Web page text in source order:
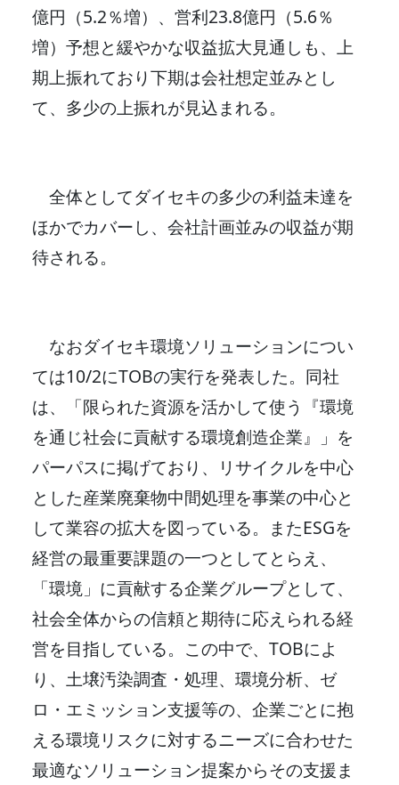
億円（5.2％増）、営利23.8億円（5.6％
増）予想と緩やかな収益拡大見通しも、上
期上振れており下期は会社想定並みとし
て、多少の上振れが見込まれる。
全体としてダイセキの多少の利益未達を
ほかでカバーし、会社計画並みの収益が期
待される。
なおダイセキ環境ソリューションについ
ては10/2にTOBの実行を発表した。同社
は、「限られた資源を活かして使う『環境
を通じ社会に貢献する環境創造企業』」を
パーパスに掲げており、リサイクルを中心
とした産業廃棄物中間処理を事業の中心と
して業容の拡大を図っている。またESGを
経営の最重要課題の一つとしてとらえ、
「環境」に貢献する企業グループとして、
社会全体からの信頼と期待に応えられる経
営を目指している。この中で、TOBによ
り、土壌汚染調査・処理、環境分析、ゼ
ロ・エミッション支援等の、企業ごとに抱
える環境リスクに対するニーズに合わせた
最適なソリューション提案からその支援ま